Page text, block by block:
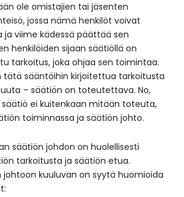
ole omistajien tai jäsenten
jossa nämä henkilöt voivat
viime kädessä päättää sen
henkilöiden sijaan säätiöllä on
tarkoitus, joka ohjaa sen toimintaa.
tätä sääntöihin kirjoitettua tarkoitusta
– säätiön on toteutettava. No,
säätiö ei kuitenkaan mitään toteuta,
toiminnassa ja säätiön johto.
säätiön johdon on huolellisesti
tarkoitusta ja säätiön etua.
johtoon kuuluvan on syytä huomioida